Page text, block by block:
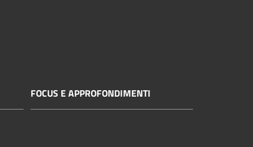
FOCUS E APPROFONDIMENTI